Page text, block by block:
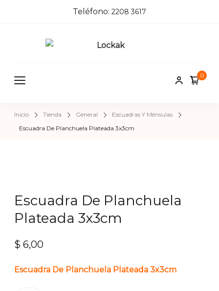
Teléfono: 2208 3617
k
insumos
0
Inicio Tienda General
Escuadras Y Ménsulas
Escuadra De Planchuela Plateada 3x3cm
Escuadra De Planchuela
Plateada 3x3cm
$ 6,00
Escuadra De Planchuela Plateada 3x3cm